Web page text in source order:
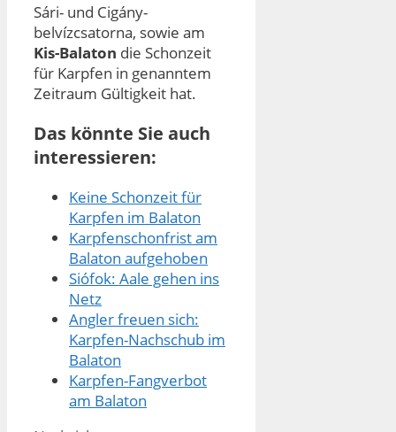
Sári- und Cigány-
belvízcsatorna, sowie am
Kis-Balaton die Schonzeit
für Karpfen in genanntem
Zeitraum Gültigkeit hat.
Das könnte Sie auch
interessieren:
Keine Schonzeit für
Karpfen im Balaton
Karpfenschonfrist am
Balaton aufgehoben
Siófok: Aale gehen ins
Netz
Angler freuen sich:
Karpfen-Nachschub im
Balaton
Karpfen-Fangverbot
am Balaton